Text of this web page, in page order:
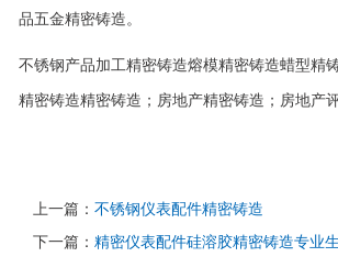
品五金精密铸造。
不锈钢产品加工精密铸造熔模精密铸造蜡型精
精密铸造精密铸造；房地产精密铸造；房地产
上一篇： 不锈钢仪表配件精密铸造
下一篇： 精密仪表配件硅溶胶精密铸造专业